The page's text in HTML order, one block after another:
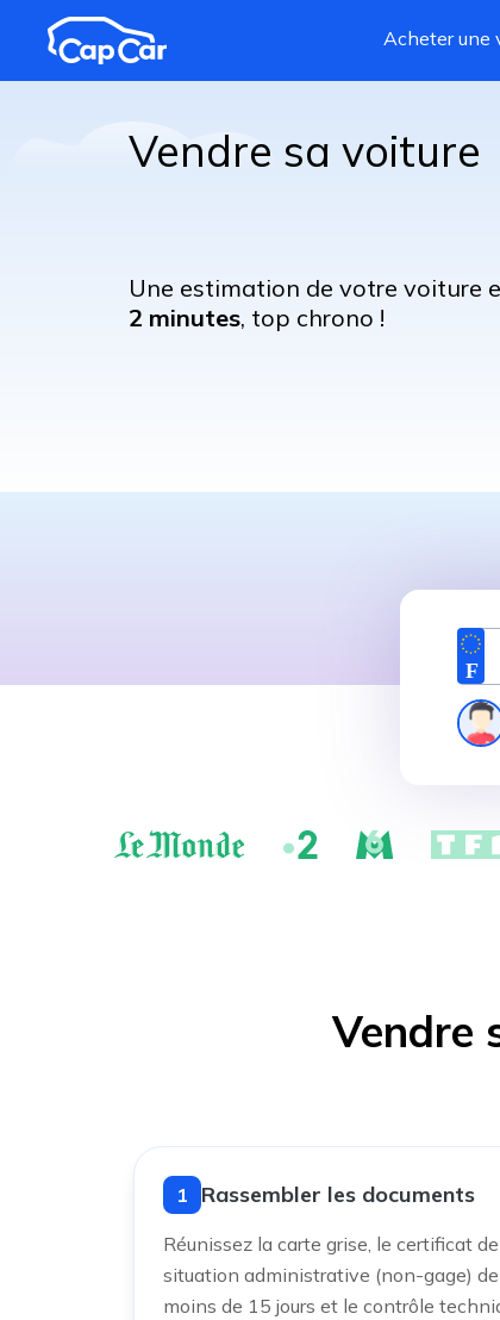
Aller au contenu principal
Acheter une
Vendre sa voiture
Une estimation de votre voiture
2 minutes, top chrono !
Vendre
1 Rassembler les documents
Réunissez la carte grise, le certificat de
situation administrative (non-gage) de
moins de 15 jours et le contrôle